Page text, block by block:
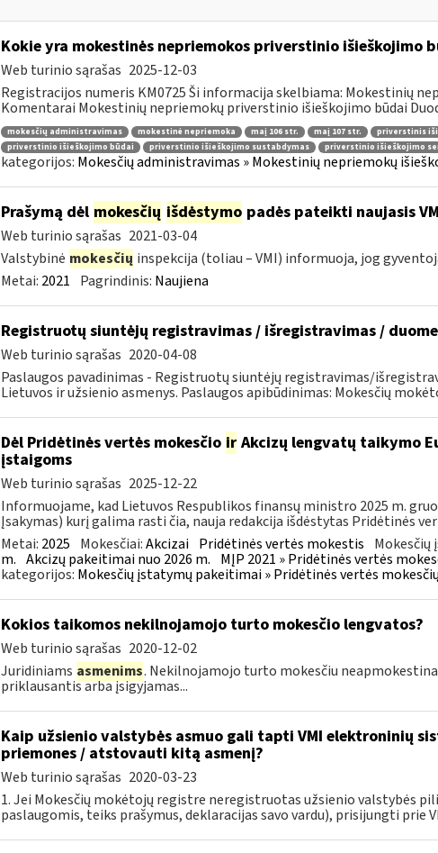
Kokie yra mokestinės nepriemokos priverstinio išieškojimo
Web turinio sąrašas 2025-12-03
Registracijos numeris KM0725 Ši informacija skelbiama: Mokestinių
Komentarai Mokestinių nepriemokų priverstinio išieškojimo būdai
mokesčių administravimas mokestinė nepriemoka maį 106 str. maį 107 str. priverstinis
priverstinio išieškojimo būdai
priverstinio išieškojimo sustabdymas priverstinio išieškojimo
kategorijos: Mokesčių administravimas » Mokestinių nepriemokų
Prašymą dėl mokesčių išdėstymo padės pateikti naujasis
Web turinio sąrašas 2021-03-04
Valstybinė mokesčių inspekcija (toliau – VMI) informuoja, jog
Metai: 2021 Pagrindinis: Naujiena
Registruotų siuntėjų registravimas / išregistravimas /
Web turinio sąrašas 2020-04-08
Paslaugos pavadinimas - Registruotų siuntėjų registravimas/
Lietuvos ir užsienio asmenys. Paslaugos apibūdinimas: Mokesčių
Dėl Pridėtinės vertės mokesčio irAkcizų lengvatų taikymo
įstaigoms
Web turinio sąrašas 2025-12-22
Informuojame, kad Lietuvos Respublikos finansų ministro 2025 m.
Įsakymas) kurį galima rasti čia, nauja redakcija išdėstytas Pridėtinės
Metai: 2025 Mokesčiai:Akcizai Pridėtinės vertės mokestis
m. Akcizų pakeitimai nuo 2026 m. MĮP 2021 » Pridėtinės vertės
kategorijos: Mokesčių įstatymų pakeitimai » Pridėtinės vertės
Kokios taikomos nekilnojamojo turto mokesčio lengvatos?
Web turinio sąrašas 2020-12-02
Juridiniams asmenims. Nekilnojamojo turto mokesčiu
priklausantis arba įsigyjamas...
Kaip užsienio valstybės asmuo gali tapti VMI elektroninių
priemones / atstovauti kitą asmenį?
Web turinio sąrašas 2020-03-23
1. Jei Mokesčių mokėtojų registre neregistruotas užsienio valstybės
paslaugomis, teiks prašymus, deklaracijas savo vardu), prisijungti prie